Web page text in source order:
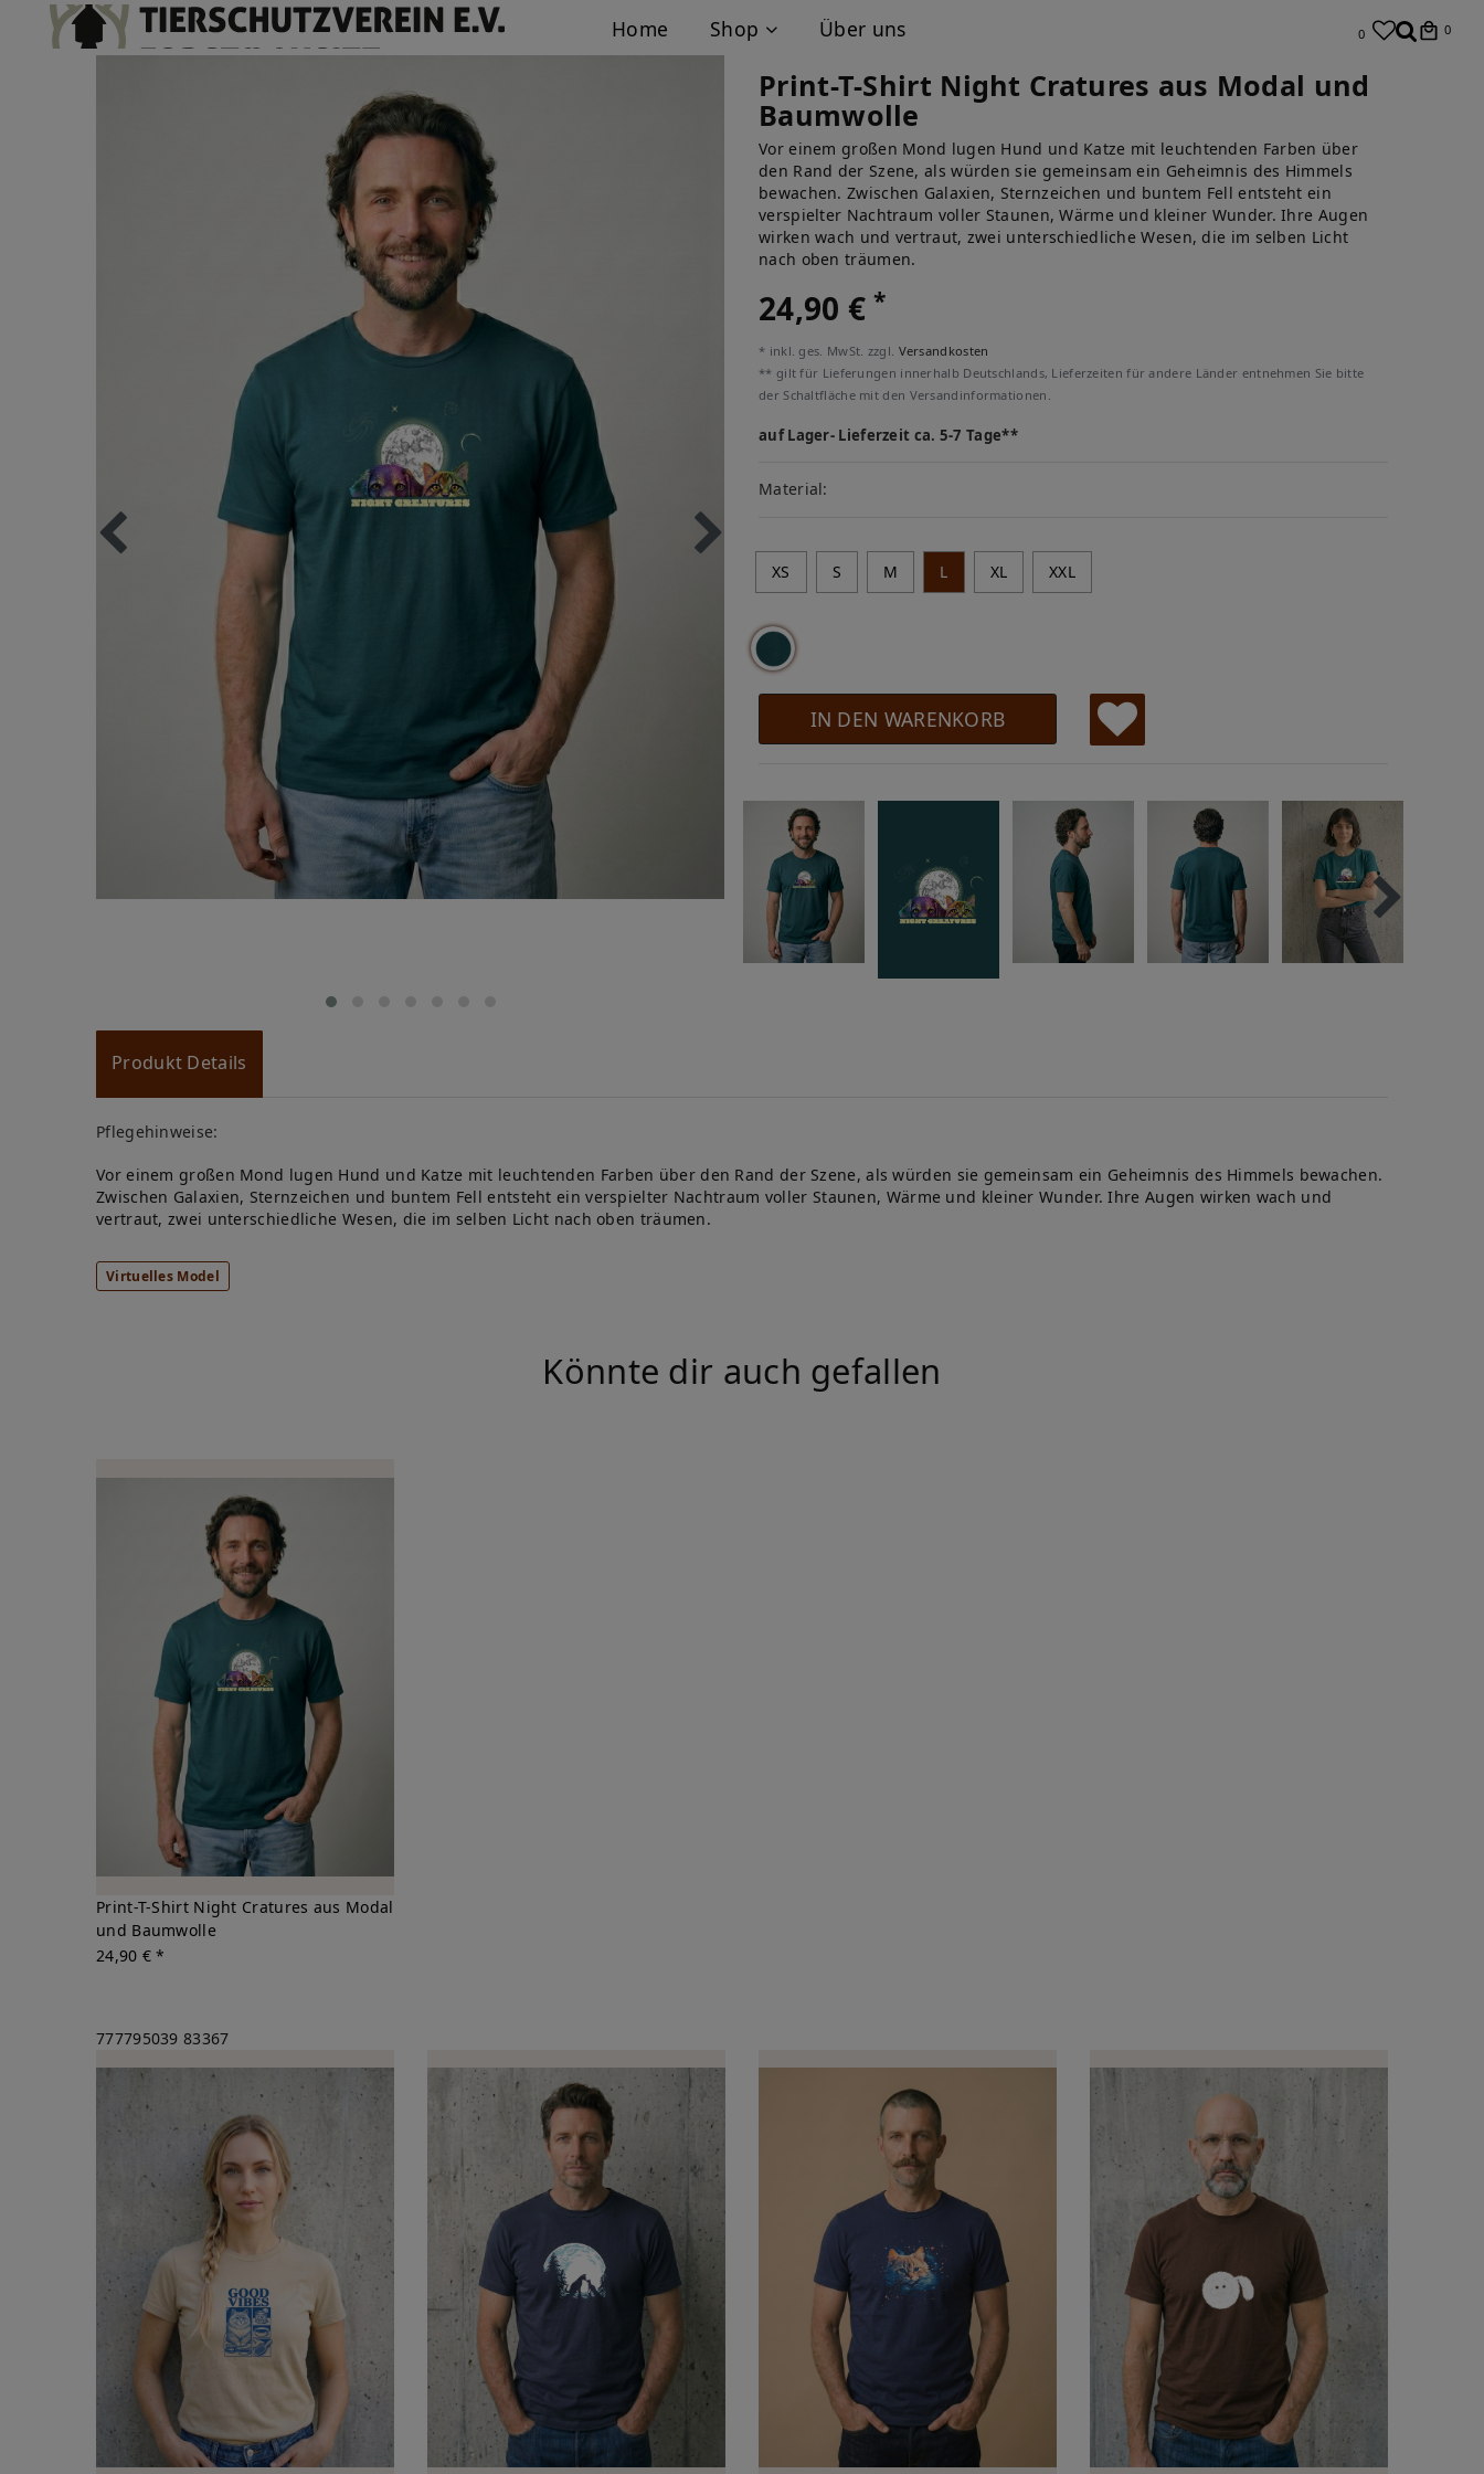
Home Shop Über uns 0 0
Print-T-Shirt Night Cratures aus Modal und
Baumwolle
Vor einem großen Mond lugen Hund und Katze mit leuchtenden Farben über
den Rand der Szene, als würden sie gemeinsam ein Geheimnis des Himmels
bewachen. Zwischen Galaxien, Sternzeichen und buntem Fell entsteht ein
verspielter Nachtraum voller Staunen, Wärme und kleiner Wunder. Ihre Augen
wirken wach und vertraut, zwei unterschiedliche Wesen, die im selben Licht
nach oben träumen.
24,90 €*
* inkl. ges. MwSt. zzgl. Versandkosten
** gilt für Lieferungen innerhalb Deutschlands, Lieferzeiten für andere Länder entnehmen Sie bitte
der Schaltfläche mit den Versandinformationen.
auf Lager- Lieferzeit ca. 5-7 Tage**
Material:
XS S M L XL XXL
IN DEN WARENKORB
W
u
te
Produkt Details
Pflegehinweise:
Vor einem großen Mond lugen Hund und Katze mit leuchtenden Farben über den Rand der Szene, als würden sie gemeinsam ein Geheimnis des Himmels bewachen.
Zwischen Galaxien, Sternzeichen und buntem Fell entsteht ein verspielter Nachtraum voller Staunen, Wärme und kleiner Wunder. Ihre Augen wirken wach und
vertraut, zwei unterschiedliche Wesen, die im selben Licht nach oben träumen.
Virtuelles Model
Könnte dir auch gefallen
Print-T-Shirt Night Cratures aus Modal
und Baumwolle
24,90 € *
777795039 83367